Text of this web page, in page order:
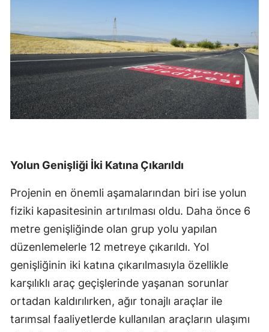
Yolun Genişliği İki Katına Çıkarıldı
Projenin en önemli aşamalarından biri ise yolun
fiziki kapasitesinin artırılması oldu. Daha önce 6
metre genişliğinde olan grup yolu yapılan
düzenlemelerle 12 metreye çıkarıldı. Yol
genişliğinin iki katına çıkarılmasıyla özellikle
karşılıklı araç geçişlerinde yaşanan sorunlar
ortadan kaldırılırken, ağır tonajlı araçlar ile
tarımsal faaliyetlerde kullanılan araçların ulaşımı